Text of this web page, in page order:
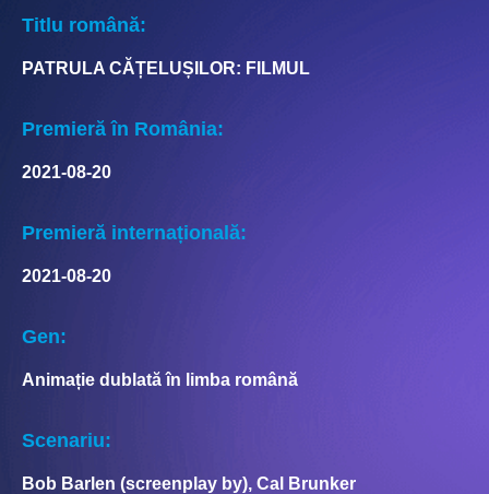
Titlu română:
PATRULA CĂȚELUȘILOR: FILMUL
Premieră în România:
2021-08-20
Premieră internațională:
2021-08-20
Gen:
Animație dublată în limba română
Scenariu:
Bob Barlen (screenplay by), Cal Brunker